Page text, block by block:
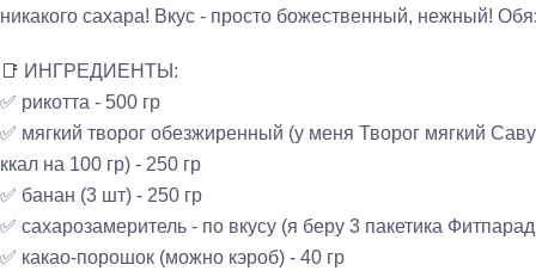
никакого сахара! Вкус - просто божественный, нежный!
📑 ИНГРЕДИЕНТЫ:
✅ рикотта - 500 гр
✅ мягкий творог обезжиренный (у меня Творог мягкий
ккал на 100 гр) - 250 гр
✅ банан (3 шт) - 250 гр
✅ сахарозамеритель - по вкусу (я беру 3 пакетика
✅ какао-порошок (можно кэроб) - 40 гр